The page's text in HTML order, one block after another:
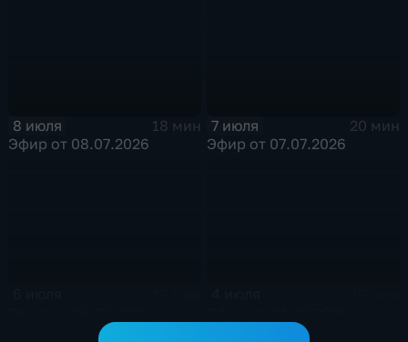
8 июля
18 мин
Эфир от 08.07.2026
7 июля
20 мин
Эфир от 07.07.2026